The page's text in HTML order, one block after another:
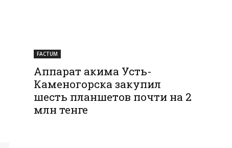
FACTUM
Аппарат акима Усть-
Каменогорска закупил
шесть планшетов почти на 2
млн тенге